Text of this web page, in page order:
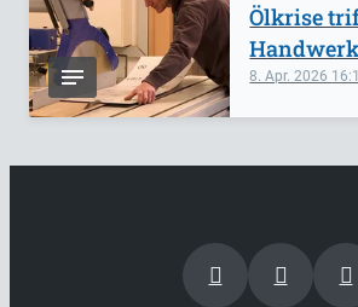
8. Apr. 2026
Ölkrise